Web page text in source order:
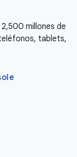
millones de
tablets,